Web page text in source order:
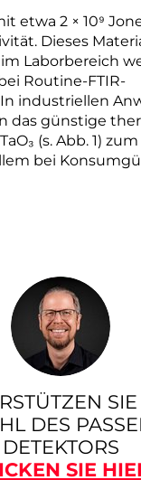
etwa 2 × 10⁹
Dieses
Laborbereich
Routine-FTIR-
industriellen
das günstige
(s. Abb. 1)
bei
DES
DETEKTORS
SIE